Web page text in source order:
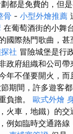
都是免費的，但
骨 - 小型外燴推薦
在葡萄酒街的小舞
國際熱門歌曲，甚
社 冒險城堡是行
政府組織和公司
年不僅要開火，​​而
期間，許多遊客
負擔。 歐式外燴
火車，地鐵）的
例如臨時交通路